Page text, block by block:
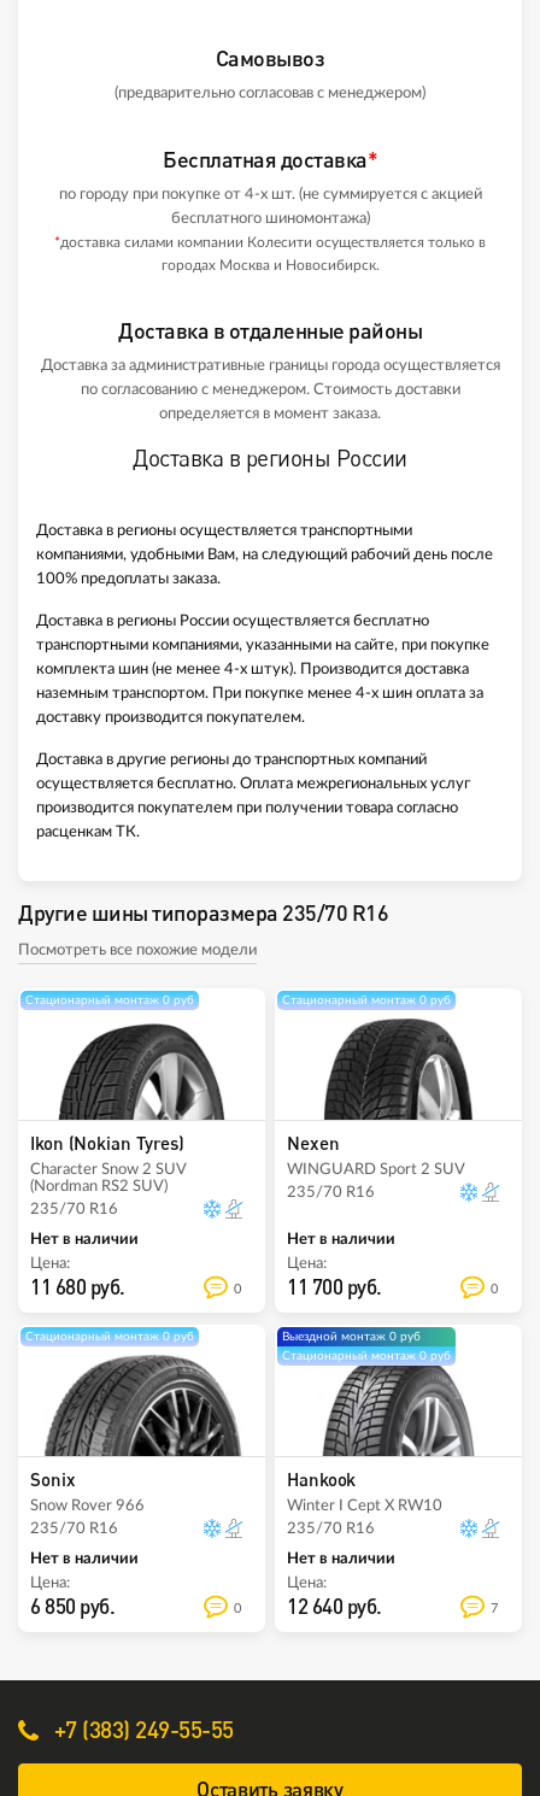
Самовывоз
(предварительно согласовав с менеджером)
Бесплатная доставка*
по городу при покупке от 4-х шт. (не суммируется с акцией
бесплатного шиномонтажа)
*доставка силами компании Колесити осуществляется только в
городах Москва и Новосибирск.
Доставка в отдаленные районы
Доставка за административные границы города осуществляется
по согласованию с менеджером. Стоимость доставки
определяется в момент заказа.
Доставка в регионы России
Доставка в регионы осуществляется транспортными
компаниями, удобными Вам, на следующий рабочий день после
100% предоплаты заказа.
Доставка в регионы России осуществляется бесплатно
транспортными компаниями, указанными на сайте, при покупке
комплекта шин (не менее 4-х штук). Производится доставка
наземным транспортом. При покупке менее 4-х шин оплата за
доставку производится покупателем.
Доставка в другие регионы до транспортных компаний
осуществляется бесплатно. Оплата межрегиональных услуг
производится покупателем при получении товара согласно
расценкам ТК.
Другие шины типоразмера 235/70 R16
Посмотреть все похожие модели
Стационарный монтаж 0 руб
Ikon (Nokian Tyres)
Character Snow 2 SUV
(Nordman RS2 SUV)
235/70 R16
Нет в наличии
Цена:
11 680 руб. 0
Стационарный монтаж 0 руб
Nexen
WINGUARD Sport 2 SUV
235/70 R16
Нет в наличии
Цена:
11 700 руб. 0
Стационарный монтаж 0 руб
Sonix
Snow Rover 966
235/70 R16
Нет в наличии
Цена:
6 850 руб. 0
Выездной монтаж 0 руб
Стационарный монтаж 0 руб
Hankook
Winter I Cept X RW10
235/70 R16
Нет в наличии
Цена:
12 640 руб. 7
+7 (383) 249-55-55
Оставить заявку